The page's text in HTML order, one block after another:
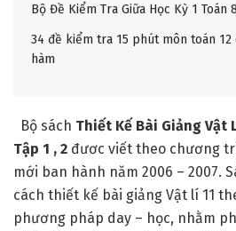
Bộ Đề Kiểm Tra Giữa Học Kỳ 1 Toán
34 đề kiểm tra 15 phút môn toán 12
hàm
Bộ sách Thiết Kế Bài Giảng Vật
Tập 1 , 2 đươc viết theo chương
mới ban hành năm 2006 – 2007.
cách thiết kế bài giảng Vật lí 11
phương pháp day – học, nhằm